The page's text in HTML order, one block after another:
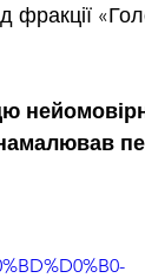
фракції